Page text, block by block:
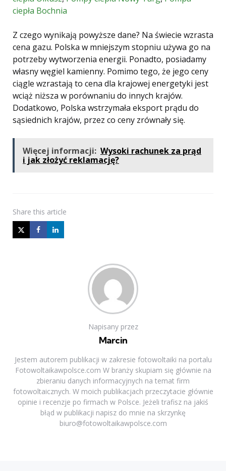
ciepła Bochnia
Z czego wynikają powyższe dane? Na świecie wzrasta
cena gazu. Polska w mniejszym stopniu używa go na
potrzeby wytworzenia energii. Ponadto, posiadamy
własny węgiel kamienny. Pomimo tego, że jego ceny
ciągle wzrastają to cena dla krajowej energetyki jest
wciąż niższa w porównaniu do innych krajów.
Dodatkowo, Polska wstrzymała eksport prądu do
sąsiednich krajów, przez co ceny zrównały się.
Więcej informacji: Wysoki rachunek za prąd
i jak złożyć reklamację?
Share this article
Napisany przez
Marcin
Jestem autorem publikacji w zakresie fotowoltaiki na portalu
Fotowoltaikawpolsce.com W branży skupiam się głównie na
zbieraniu danych informacyjnych na temat firm
fotowoltaicznych. W moich publikacjach przeczytacie głównie
opinie i recenzje po firmach w Polsce. Jeżeli trafisz na jakiś
błąd w publikacji napisz do mnie na skrzynkę
biuro@fotowoltaikawpolsce.com